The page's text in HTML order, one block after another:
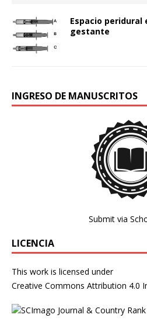
Espacio peridural
gestante
INGRESO DE MANUSCRITOS
Submit via
LICENCIA
This work is licensed under
Creative Commons Attribution 4.0